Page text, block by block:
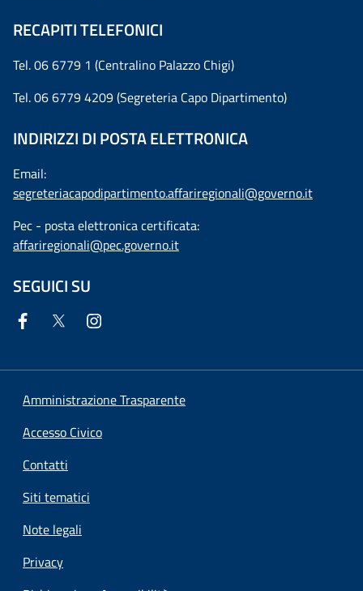
RECAPITI TELEFONICI
Tel. 06 6779 1 (Centralino Palazzo Chigi)
Tel. 06 6779 4209 (Segreteria Capo Dipartimento)
INDIRIZZI DI POSTA ELETTRONICA
Email:
segreteriacapodipartimento.affariregionali@governo.it
Pec - posta elettronica certificata:
affariregionali@pec.governo.it
SEGUICI SU
Amministrazione Trasparente
Accesso Civico
Contatti
Siti tematici
Note legali
Privacy